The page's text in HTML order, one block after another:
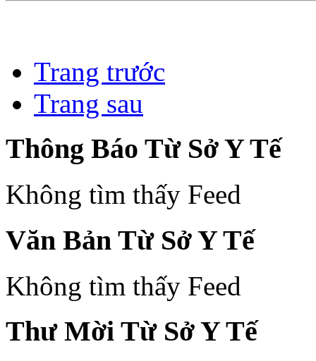
Trang trước
Trang sau
Thông Báo Từ Sở Y Tế
Không tìm thấy Feed
Văn Bản Từ Sở Y Tế
Không tìm thấy Feed
Thư Mời Từ Sở Y Tế